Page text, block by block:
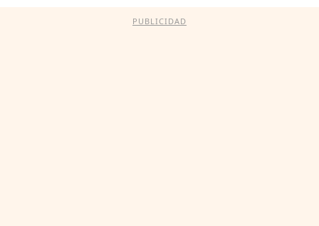
PUBLICIDAD